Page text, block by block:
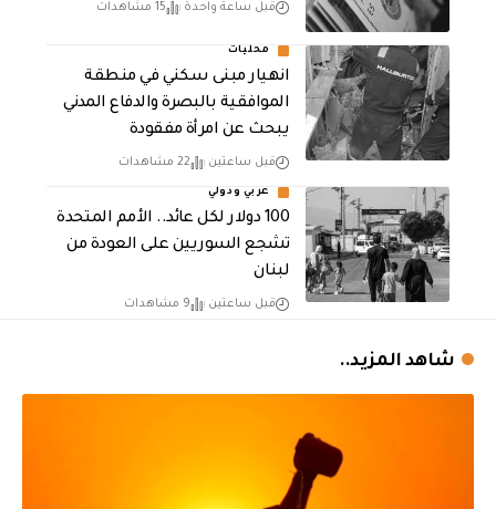
قبل ساعة واحدة 15 مشاهدات
محليات
انهيار مبنى سكني في منطقة
الموافقية بالبصرة والدفاع المدني
يبحث عن امرأة مفقودة
قبل ساعتين 22 مشاهدات
عربي ودولي
100 دولار لكل عائد.. الأمم المتحدة
تشجع السوريين على العودة من
لبنان
قبل ساعتين 9 مشاهدات
شاهد المزيد..